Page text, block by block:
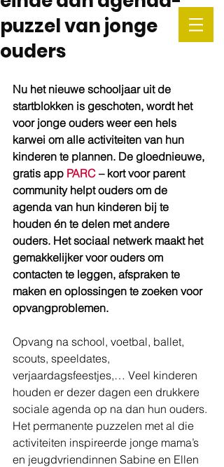
puzzel van jonge
ouders
Nu het nieuwe schooljaar uit de
startblokken is geschoten, wordt het
voor jonge ouders weer een hels
karwei om alle activiteiten van hun
kinderen te plannen. De gloednieuwe,
gratis app PARC – kort voor parent
community helpt ouders om de
agenda van hun kinderen bij te
houden én te delen met andere
ouders. Het sociaal netwerk maakt het
gemakkelijker voor ouders om
contacten te leggen, afspraken te
maken en oplossingen te zoeken voor
opvangproblemen.
Opvang na school, voetbal, ballet,
scouts, speeldates,
verjaardagsfeestjes,… Veel kinderen
houden er dezer dagen een drukkere
sociale agenda op na dan hun ouders.
Het permanente puzzelen met al die
activiteiten inspireerde jonge mama’s
en jeugdvriendinnen Sabine en Ellen